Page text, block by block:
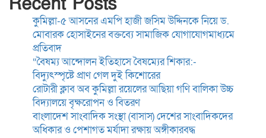
অধিকার ও পেশাগত মর্যাদা রক্ষায়
অঙ্গীকারবদ্ধ
ব্যাংক চেক-সংক্রান্ত মামলায়
হয়রানি রোধে আইন সংস্কারের
দাবি, সরকারের দৃষ্টি আকর্ষণ
ময়মনসিংহে কিশোরীকে ধর্ষণ ও
ভিডিও ধারণ করে
কুমিল্লা-৫ আসনের এমপি হাজী জসিম উদ্দিনকে নিয়ে ড.
মোবারক হোসাইনের বক্তব্যে সামাজিক যোগাযোগমাধ্যমে
প্রতিবাদ
“বৈষম্য আন্দোলন ইতিহাসে বৈষম্যের শিকার:-
বিদ্যুৎস্পৃষ্টে প্রাণ গেল দুই কিশোরের
রোটারী ক্লাব অব কুমিল্লা রয়েলের আছিয়া গণি বালিকা উচ্চ
বিদ্যালয়ে বৃক্ষরোপন ও বিতরণ
বাংলাদেশ সাংবাদিক সংস্থা (বাসাস) দেশের সাংবাদিকদের
অধিকার ও পেশাগত মর্যাদা রক্ষায় অঙ্গীকারবদ্ধ